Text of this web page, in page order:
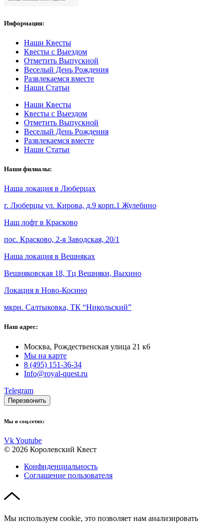
Информация:
Наши Квесты
Квесты с Выездом
Отметить Выпускной
Веселый День Рождения
Развлекаемся вместе
Наши Статьи
Наши Квесты
Квесты с Выездом
Отметить Выпускной
Веселый День Рождения
Развлекаемся вместе
Наши Статьи
Наши филиалы:
Наша локация в Люберцах
г. Люберцы ул. Кирова, д.9 корп.1 Жулебино
Наш лофт в Красково
пос. Красково, 2-я Заводская, 20/1
Наша локация в Вешняках
Вешняковская 18, Тц Вешняки, Выхино
Локация в Ново-Косино
мкрн. Салтыковка, ТК “Никольский”
Наш адрес:
Москва, Рождественская улица 21 к6
Мы на карте
8 (495) 151-36-34
Info@royal-quest.ru
Telegram
Перезвонить
Мы в соц.сетях:
VkYoutube
© 2026 Королевский Квест
Конфиденциальность
Соглашение пользователя
Мы используем cookie, это позволяет нам анализировать